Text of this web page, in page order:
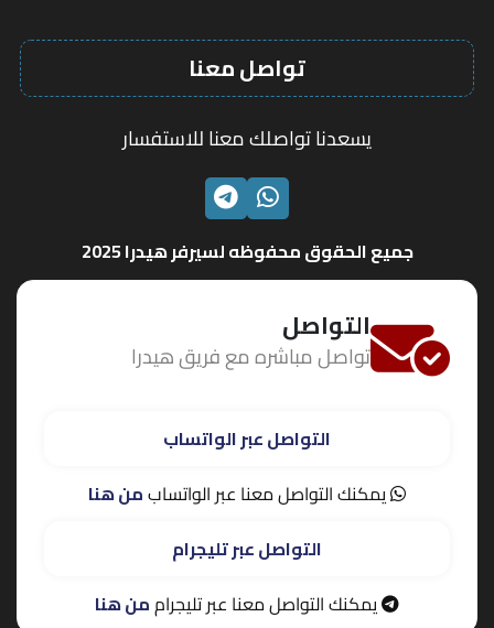
تواصل معنا
يسعدنا تواصلك معنا للاستفسار
الواتسابتليجرام
جميع الحقوق محفوظه لسيرفر هيدرا 2025
التواصل
تواصل مباشره مع فريق هيدرا
التواصل عبر الواتساب
يمكنك التواصل معنا عبر الواتسابمن هنا
التواصل عبر تليجرام
يمكنك التواصل معنا عبر تليجراممن هنا